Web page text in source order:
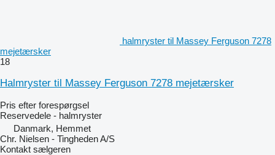
halmryster til Massey Ferguson 7278
mejetærsker
18
Halmryster til Massey Ferguson 7278 mejetærsker
Pris efter forespørgsel
Reservedele - halmryster
Danmark, Hemmet
Chr. Nielsen - Tingheden A/S
Kontakt sælgeren